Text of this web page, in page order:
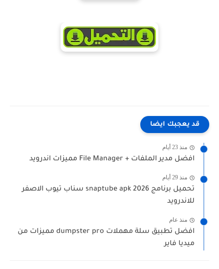
قد يعجبك ايضا
منذ 23 أيام
افضل مدير الملفات + File Manager مميزات اندرويد
منذ 29 أيام
تحميل برنامج snaptube apk 2026 سناب تيوب الاصفر
للاندرويد
منذ عام
افضل تطبيق سلة مهملات dumpster pro مميزات من
ميديا فاير